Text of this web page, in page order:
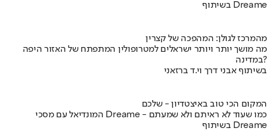
בשיתוף Dreame
מהמרכז לגולן: המהפכה של קצרין
מה מושך יותר ויותר ישראלים למטרופולין המתפתח של האזור היפה
במדינה?
בשיתוף אבני דרך וי.ד ברזאני
המקום הכי טוב באיצטדיון - שלכם
המונדיאל עם מסכי Dreame - כמו שעוד לא ראיתם ולא שמעתם
בשיתוף Dreame